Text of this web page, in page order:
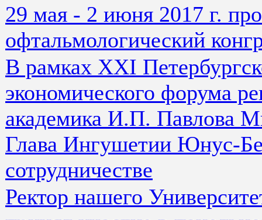
29 мая - 2 июня 2017 г.
офтальмологический
В рамках XXI
экономического форума
академика И.П. Павлова
Глава Ингушетии Юнус-
сотрудничестве
Ректор нашего